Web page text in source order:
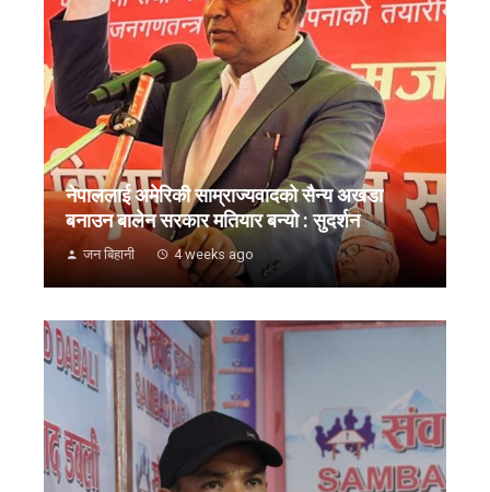
नेपाललाई अमेरिकी साम्राज्यवादको सैन्य अखडा
बनाउन बालेन सरकार मतियार बन्यो : सुदर्शन
जन बिहानी 4 weeks ago